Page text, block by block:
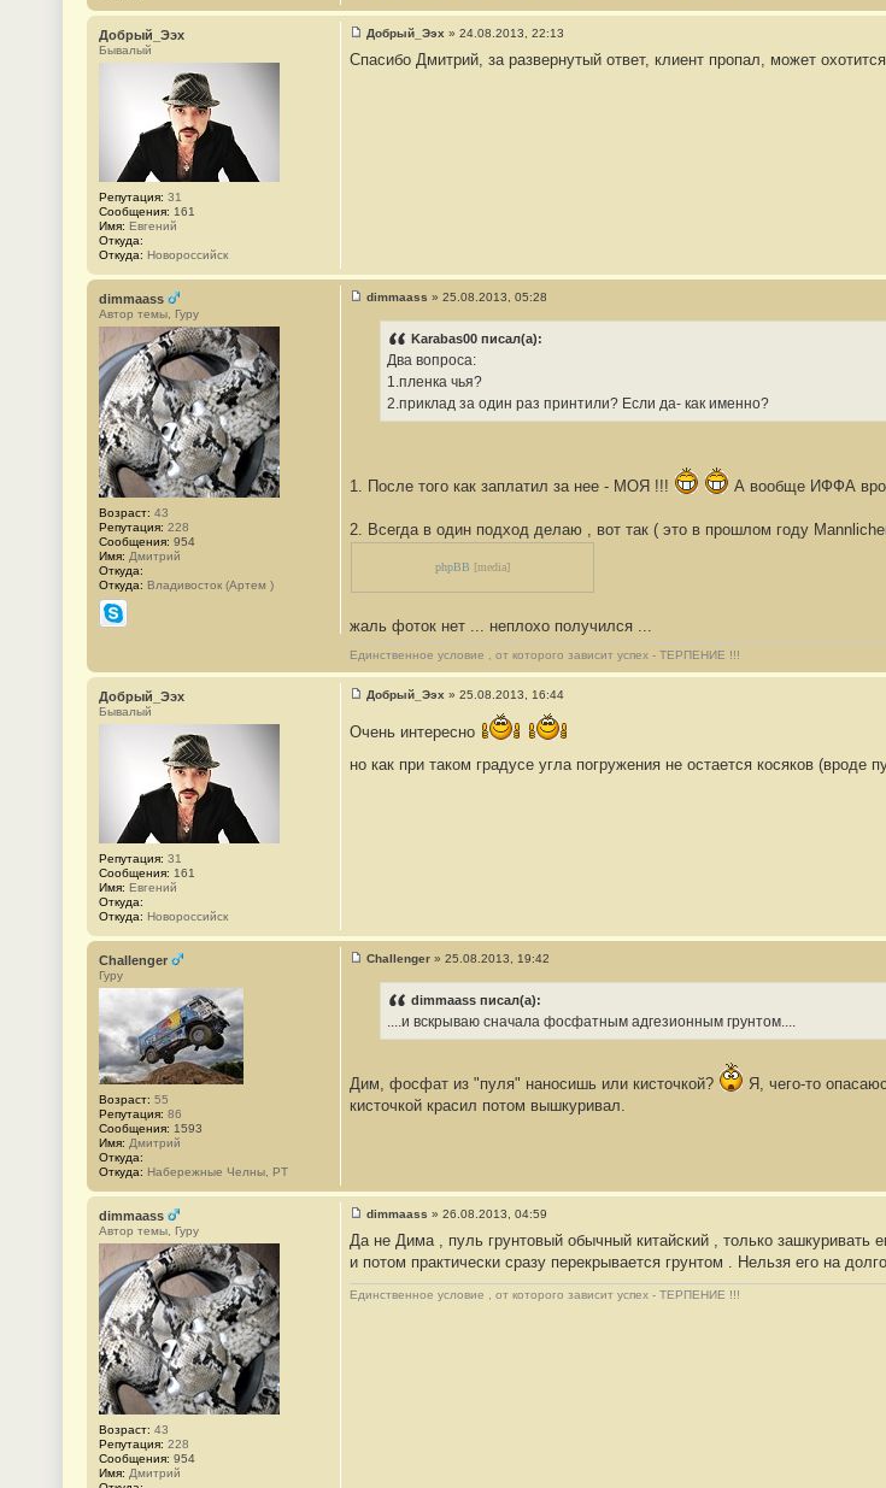
н
е
5
Добрый_Ээх
Бывалый
Репутация: 31
Сообщения: 161
Имя: Евгений
Откуда:
Откуда: Новороссийск
С
о
Добрый_Ээх » 24.08.2013, 22:13
Спасибо Дмитрий, за развернутый ответ, клиент пропал, может
dimmaass
Автор темы, Гуру
Возраст: 43
Репутация: 228
Сообщения: 954
Имя: Дмитрий
Откуда:
Откуда: Владивосток (Артем )
Skype
dimmaass » 25.08.2013, 05:28
Karabas00 писал(а):
Два вопроса:
1.пленка чья?
2.приклад за один раз принтили? Если да- как именно?
1. После того как заплатил за нее - МОЯ !!! А вообще ИФФА
2. Всегда в один подход делаю , вот так ( это в прошлом году
phpBB [media]
жаль фоток нет ... неплохо получился ...
Единственное условие , от которого зависит успех - ТЕРПЕНИЕ !!!
Добрый_Ээх
Бывалый
Репутация: 31
Сообщения: 161
Имя: Евгений
Откуда:
Откуда: Новороссийск
С
о
щ
Добрый_Ээх » 25.08.2013, 16:44
Очень интересно
но как при таком градусе угла погружения не остается косяков (вроде
Challenger
Гуру
Возраст: 55
Репутация: 86
Сообщения: 1593
Имя: Дмитрий
Откуда:
Откуда: Набережные Челны, РТ
е
#
9
Challenger » 25.08.2013, 19:42
dimmaass писал(а):
....и вскрываю сначала фосфатным адгезионным грунтом....
Дим, фосфат из "пуля" наносишь или кисточкой? Я, чего-то
кисточкой красил потом вышкуривал.
dimmaass
Автор темы, Гуру
Возраст: 43
Репутация: 228
Сообщения: 954
Имя: Дмитрий
о
б
щ
е
dimmaass » 26.08.2013, 04:59
Да не Дима , пуль грунтовый обычный китайский , только
и потом практически сразу перекрывается грунтом . Нельзя его на
Единственное условие , от которого зависит успех - ТЕРПЕНИЕ !!!